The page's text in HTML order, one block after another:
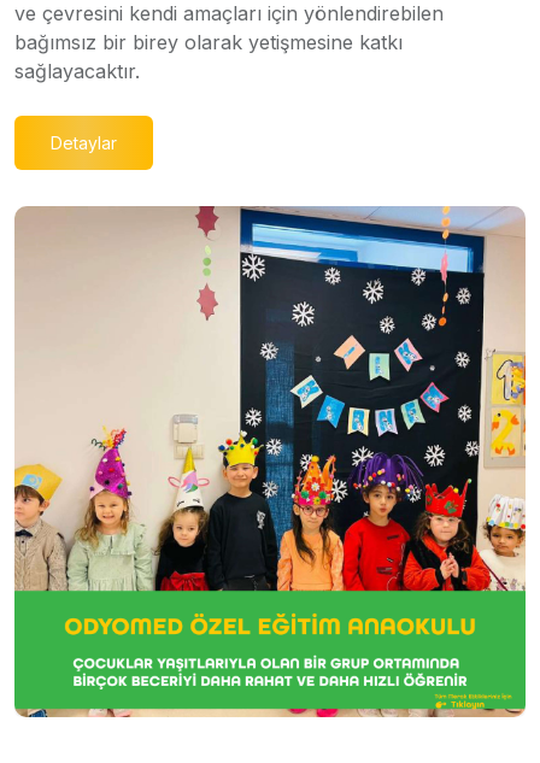
ve çevresini kendi amaçları için yönlendirebilen
bağımsız bir birey olarak yetişmesine katkı
sağlayacaktır.
Detaylar